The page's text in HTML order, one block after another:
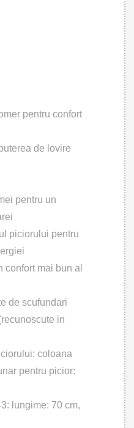
pentru confort
de lovire
pentru un
piciorului pentru
confort mai bun al
de scufundari
in
coloana
pentru picior:
lungime: 70 cm,